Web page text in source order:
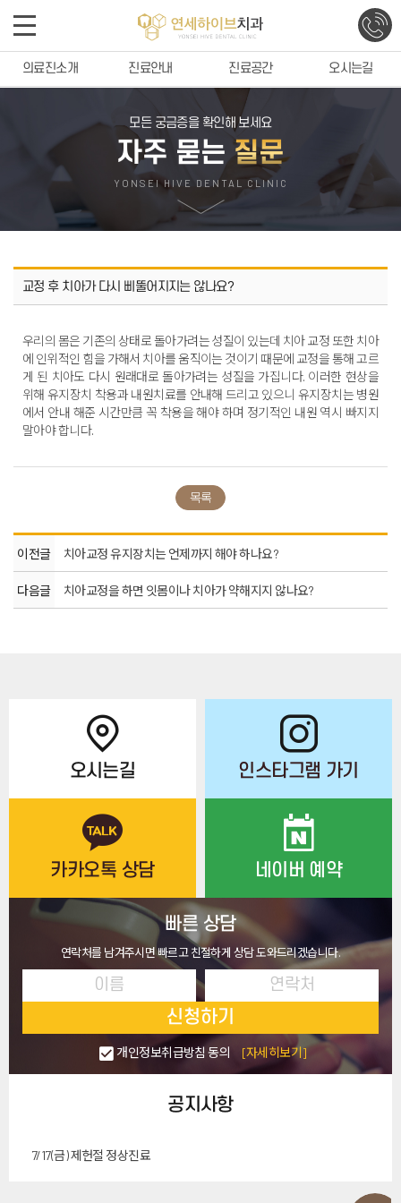
의료진소개 진료안내 진료공간 오시는길
모든 궁금증을 확인해 보세요
자주 묻는질문
YONSEI HIVE DENTAL CLINIC
교정 후 치아가 다시 삐뚤어지지는 않나요?
우리의 몸은 기존의 상태로 돌아가려는 성질이 있는데 치아 교정 또한 치아
에 인위적인 힘을 가해서 치아를 움직이는 것이기 때문에 교정을 통해 고르
게 된 치아도 다시 원래대로 돌아가려는 성질을 가집니다. 이러한 현상을
위해 유지장치 착용과 내원치료를 안내해 드리고 있으니 유지장치는 병원
에서 안내 해준 시간만큼 꼭 착용을 해야 하며 정기적인 내원 역시 빠지지
말아야 합니다.
목록
이전글 치아교정 유지장치는 언제까지 해야 하나요?
다음글 치아교정을 하면 잇몸이나 치아가 약해지지 않나요?
공지사항
7/17(금) 제헌절 정상진료
오시는길 인스타그램 가기
카카오톡 상담 네이버 예약
빠른 상담
연락처를 남겨주시면 빠르고 친절하게 상담 도와드리겠습니다.
신청하기
개인정보취급방침 동의 [자세히보기]